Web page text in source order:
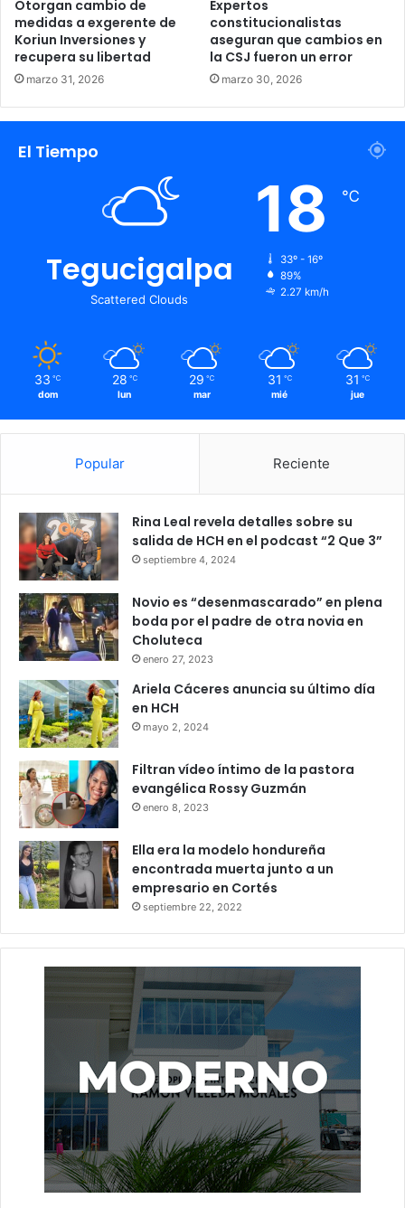
Otorgan cambio de
medidas a exgerente de
Koriun Inversiones y
recupera su libertad
marzo 31, 2026
Expertos
constitucionalistas
aseguran que cambios en
la CSJ fueron un error
marzo 30, 2026
El Tiempo
Tegucigalpa
Scattered Clouds
18 ℃
33º - 16º
89%
2.27 km/h
33 ℃
dom
28 ℃
lun
29 ℃
mar
31 ℃
mié
31 ℃
jue
Popular Reciente
Rina Leal revela detalles sobre su
salida de HCH en el podcast “2 Que 3”
septiembre 4, 2024
Novio es “desenmascarado” en plena
boda por el padre de otra novia en
Choluteca
enero 27, 2023
Ariela Cáceres anuncia su último día
en HCH
mayo 2, 2024
Filtran vídeo íntimo de la pastora
evangélica Rossy Guzmán
enero 8, 2023
Ella era la modelo hondureña
encontrada muerta junto a un
empresario en Cortés
septiembre 22, 2022